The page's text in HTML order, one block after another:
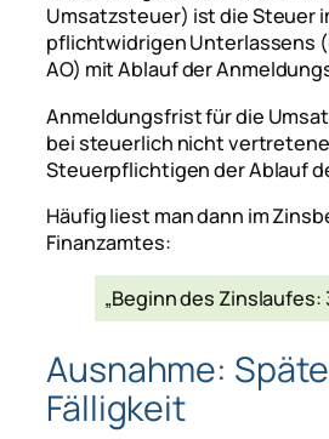
Umsatzsteuer) ist die Steuer
pflichtwidrigen Unterlassens
AO) mit Ablauf der
Anmeldungsfrist für die
bei steuerlich nicht
Steuerpflichtigen der Ablauf
Häufig liest man dann im
Finanzamtes:
„Beginn des Zinslaufes:
Ausnahme:
Fälligkeit